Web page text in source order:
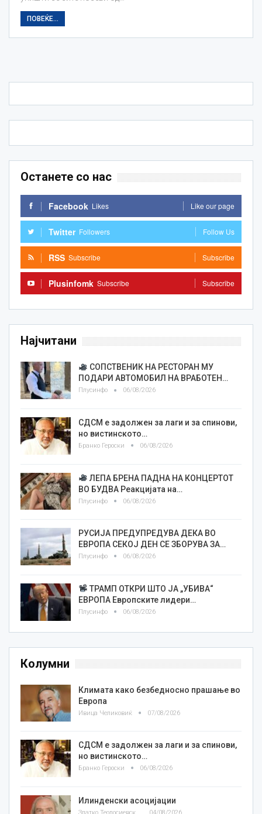
ПОВЕЌЕ...
Останете со нас
Facebook Likes Like our page
Twitter Followers Follow Us
RSS Subscribe Subscribe
Plusinfomk Subscribe Subscribe
Најчитани
СОПСТВЕНИК НА РЕСТОРАН МУ
ПОДАРИ АВТОМОБИЛ НА ВРАБОТЕН…
Плусинфо 06/08/2026
СДСМ е задолжен за лаги и за спинови,
но вистинското…
Бранко Героски 06/08/2026
ЛЕПА БРЕНА ПАДНА НА КОНЦЕРТОТ
ВО БУДВА Реакцијата на…
Плусинфо 06/08/2026
РУСИЈА ПРЕДУПРЕДУВА ДЕКА ВО
ЕВРОПА СЕКОЈ ДЕН СЕ ЗБОРУВА ЗА…
Плусинфо 06/08/2026
ТРАМП ОТКРИ ШТО ЈА „УБИВА“
ЕВРОПА Европските лидери…
Плусинфо 06/08/2026
Колумни
Климата како безбедносно прашање во
Европа
Ивица Челиковиќ 07/08/2026
СДСМ е задолжен за лаги и за спинови,
но вистинското…
Бранко Героски 06/08/2026
Илинденски асоцијации
04/08/2026